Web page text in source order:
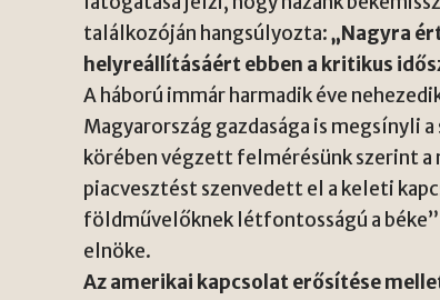
találkozóján hangsúlyozta:„Nagyra
helyreállításáért ebben a kritikus
A háború immár harmadik éve
Magyarország gazdasága is megsínyli
körében végzett felmérésünk szerint
piacvesztést szenvedett el a keleti
földművelőknek létfontosságú a béke”
elnöke.
Az amerikai kapcsolat erősítése